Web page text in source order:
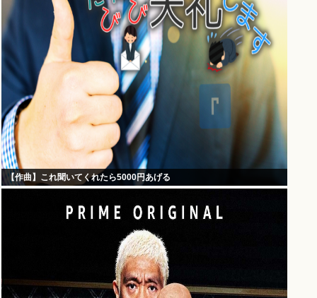
【作曲】これ聞いてくれたら5000円あげる